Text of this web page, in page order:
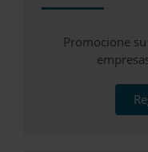
Promocione